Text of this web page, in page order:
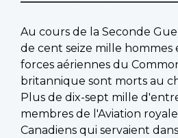
Au cours de la Seconde
de cent seize mille hommes
forces aériennes du
britannique sont morts au
Plus de dix-sept mille
membres de l'Aviation
Canadiens qui servaient